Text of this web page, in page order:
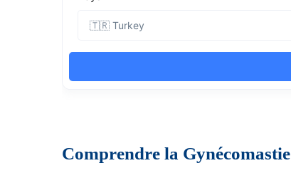
Comprendre la Gynécomastie